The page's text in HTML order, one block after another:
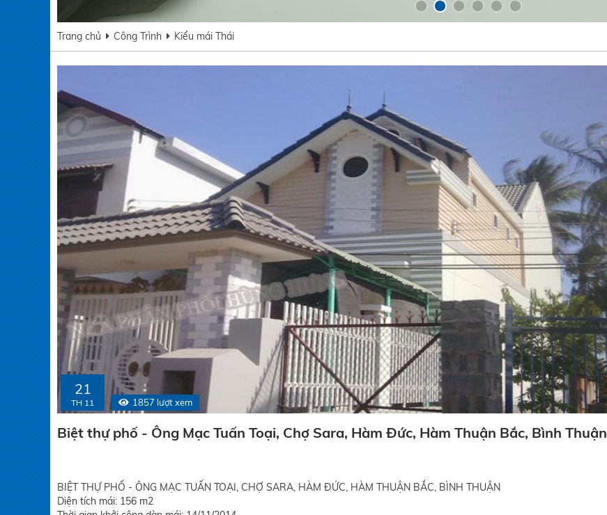
Trang chủ Công Trình Kiểu mái Thái
21
TH 11 1857 lượt xem
Biệt thự phố - Ông Mạc Tuấn Toại, Chợ Sara, Hàm Đức, Hàm Thuận Bắc, Bình Thuận
BIỆT THỰ PHỐ - ÔNG MẠC TUẤN TOẠI, CHỢ SARA, HÀM ĐỨC, HÀM THUẬN BẮC, BÌNH THUẬN
Diện tích mái: 156 m2